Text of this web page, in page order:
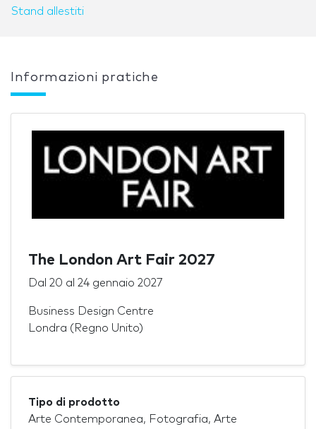
Stand allestiti
Informazioni pratiche
The London Art Fair 2027
Dal 20 al 24 gennaio 2027
Business Design Centre
Londra (Regno Unito)
Tipo di prodotto
Arte Contemporanea, Fotografia, Arte